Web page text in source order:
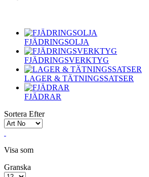
FJÄDRINGSOLJA
FJÄDRINGSVERKTYG
LAGER & TÄTNINGSSATSER
FJÄDRAR
Sortera Efter
Visa som
Granska